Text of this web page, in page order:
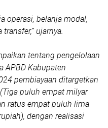
operasi, belanja modal,
ujarnya.
tentang pengelolaan
APBD Kabupaten
pembiayaan ditargetkan
puluh empat milyar
ratus empat puluh lima
dengan realisasi